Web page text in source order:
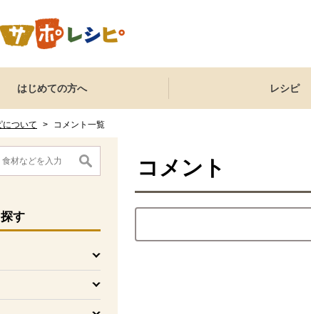
はじめての方へ レシピ
について > コメント一覧
検索メニューです。
す
ューここまで。
す。
コメント